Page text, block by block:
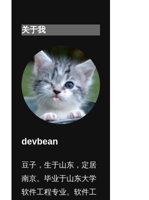
关于我
devbean
豆子，生于山东，定居
南京。毕业于山东大学
软件工程专业。软件工